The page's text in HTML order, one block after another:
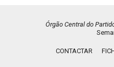
Órgão Central do
CONTACTAR